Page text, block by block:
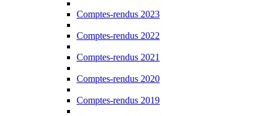
Comptes-rendus 2023
Comptes-rendus 2022
Comptes-rendus 2021
Comptes-rendus 2020
Comptes-rendus 2019